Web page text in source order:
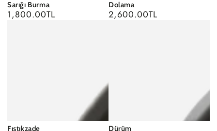
Sarığı Burma
Regular
1,800.00TL
Dolama
Regular
2,600.00TL
Fıstıkzade Dürüm